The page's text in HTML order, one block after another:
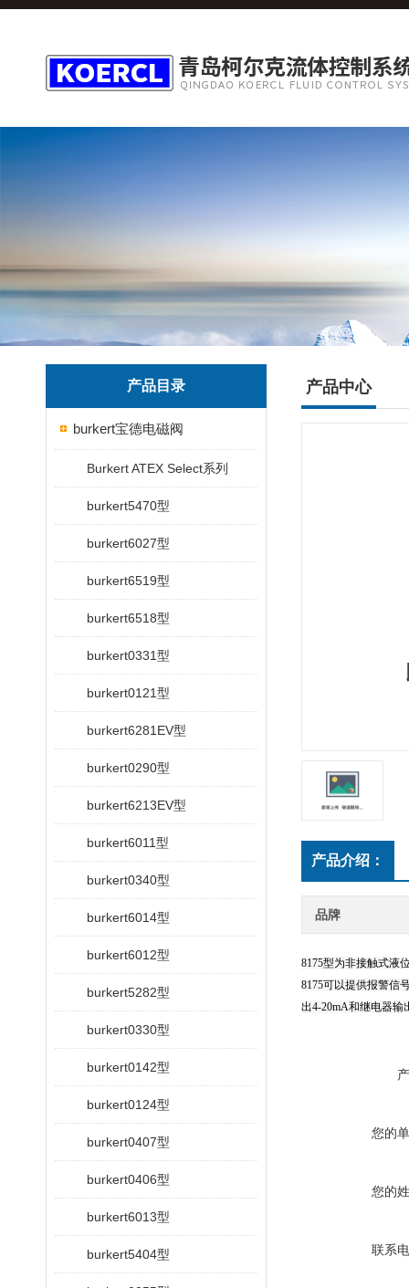
产品目录
burkert宝德电磁阀
Burkert ATEX Select系列
burkert5470型
burkert6027型
burkert6519型
burkert6518型
burkert0331型
burkert0121型
burkert6281EV型
burkert0290型
burkert6213EV型
burkert6011型
burkert0340型
burkert6014型
burkert6012型
burkert5282型
burkert0330型
burkert0142型
burkert0124型
burkert0407型
burkert0406型
burkert6013型
burkert5404型
产品中心
产品介绍：
品牌
8175型为非接触式液
8175可以提供报警信
出4-20mA和继电器输
您的
您的
联系